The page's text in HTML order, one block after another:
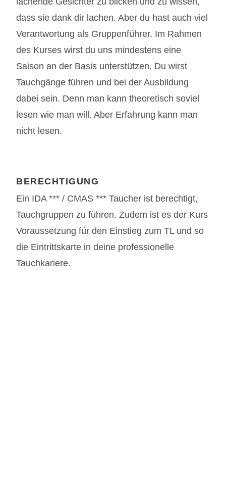
dass sie dank dir lachen. Aber du hast auch viel
Verantwortung als Gruppenführer. Im Rahmen
des Kurses wirst du uns mindestens eine
Saison an der Basis unterstützen. Du wirst
Tauchgänge führen und bei der Ausbildung
dabei sein. Denn man kann theoretisch soviel
lesen wie man will. Aber Erfahrung kann man
nicht lesen.
BERECHTIGUNG
Ein IDA *** / CMAS *** Taucher ist berechtigt,
Tauchgruppen zu führen. Zudem ist es der Kurs
Voraussetzung für den Einstieg zum TL und so
die Eintrittskarte in deine professionelle
Tauchkariere.